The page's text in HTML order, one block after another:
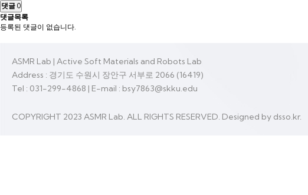
댓글 0
댓글목록
등록된 댓글이 없습니다.
ASMR Lab | Active Soft Materials and Robots Lab
Address : 경기도 수원시 장안구 서부로 2066 (16419)
Tel : 031-299-4868 | E-mail : bsy7863@skku.edu
COPYRIGHT 2023 ASMR Lab. ALL RIGHTS RESERVED. Designed by dsso.kr.